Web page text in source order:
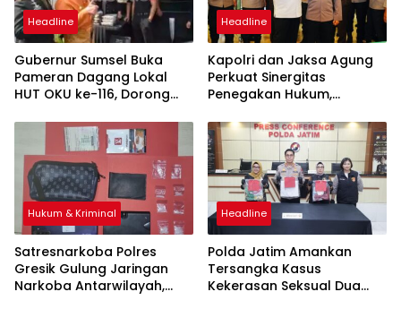
Headline
Gubernur Sumsel Buka
Pameran Dagang Lokal
HUT OKU ke-116, Dorong
Tingkatkan Literasi Digital
Headline
Kapolri dan Jaksa Agung
Perkuat Sinergitas
Penegakan Hukum,
Hukum & Kriminal
Satresnarkoba Polres
Gresik Gulung Jaringan
Narkoba Antarwilayah,
Headline
Polda Jatim Amankan
Tersangka Kasus
Kekerasan Seksual Dua